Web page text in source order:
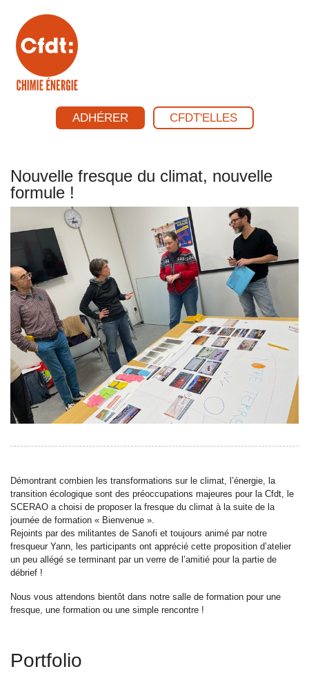
ADHÉRER CFDT'ELLES
Nouvelle fresque du climat, nouvelle
formule !
Démontrant combien les transformations sur le climat, l’énergie, la
transition écologique sont des préoccupations majeures pour la Cfdt, le
SCERAO a choisi de proposer la fresque du climat à la suite de la
journée de formation « Bienvenue ».
Rejoints par des militantes de Sanofi et toujours animé par notre
fresqueur Yann, les participants ont apprécié cette proposition d’atelier
un peu allégé se terminant par un verre de l’amitié pour la partie de
débrief !
Nous vous attendons bientôt dans notre salle de formation pour une
fresque, une formation ou une simple rencontre !
Portfolio